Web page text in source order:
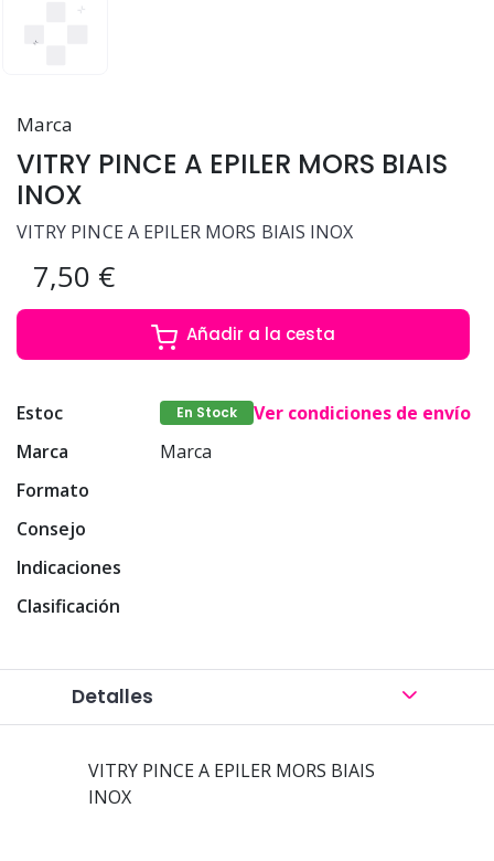
Marca
VITRY PINCE A EPILER MORS BIAIS
INOX
VITRY PINCE A EPILER MORS BIAIS INOX
7,50 €
Añadir a la cesta
Estoc En Stock
Ver condiciones de envío
Marca
Marca
Formato
Consejo
Indicaciones
Clasificación
Detalles
VITRY PINCE A EPILER MORS BIAIS
INOX